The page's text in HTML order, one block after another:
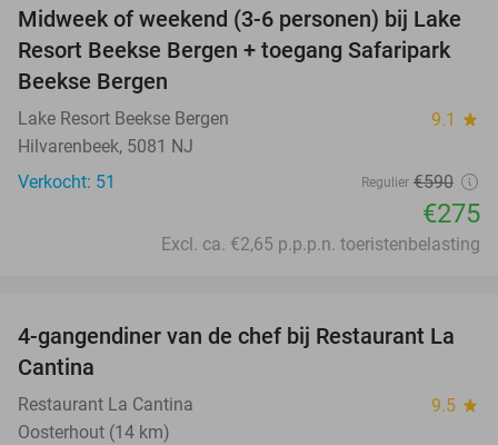
53%
Midweek of weekend (3-6 personen) bij Lake
Resort Beekse Bergen + toegang Safaripark
Beekse Bergen
Lake Resort Beekse Bergen 9.1 star
Hilvarenbeek, 5081 NJ
Verkocht: 51
Regulier €590
€275
Excl. ca. €2,65 p.p.p.n. toeristenbelasting
32%
4-gangendiner van de chef bij Restaurant La
Cantina
Restaurant La Cantina 9.5 star
Oosterhout (14 km)